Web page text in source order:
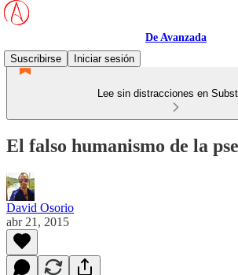
De Avanzada
Suscribirse
Iniciar sesión
Lee sin distracciones en
El falso humanismo de la
David Osorio
abr 21, 2015